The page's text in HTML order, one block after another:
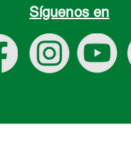
Síguenos en